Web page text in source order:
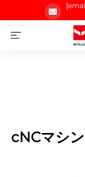
cNCマシ